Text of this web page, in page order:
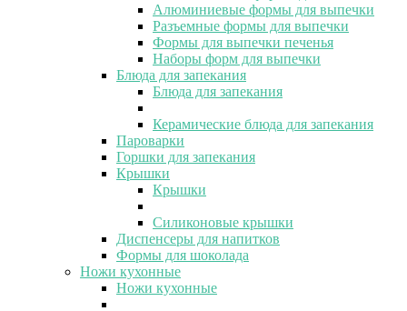
Алюминиевые формы для выпечки
Разъемные формы для выпечки
Формы для выпечки печенья
Наборы форм для выпечки
Блюда для запекания
Блюда для запекания
Керамические блюда для запекания
Пароварки
Горшки для запекания
Крышки
Крышки
Силиконовые крышки
Диспенсеры для напитков
Формы для шоколада
Ножи кухонные
Ножи кухонные